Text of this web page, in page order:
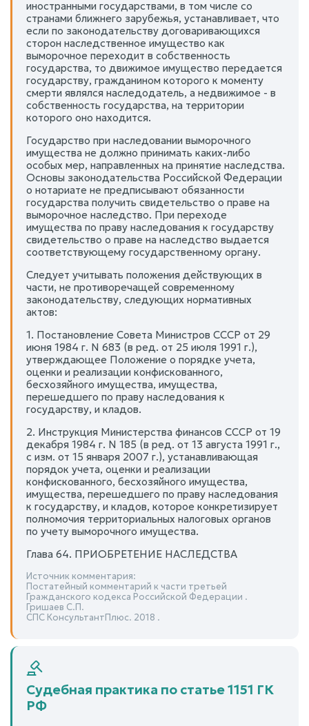
иностранными государствами, в том числе со
странами ближнего зарубежья, устанавливает, что
если по законодательству договаривающихся
сторон наследственное имущество как
выморочное переходит в собственность
государства, то движимое имущество передается
государству, гражданином которого к моменту
смерти являлся наследодатель, а недвижимое - в
собственность государства, на территории
которого оно находится.
Государство при наследовании выморочного
имущества не должно принимать каких-либо
особых мер, направленных на принятие наследства.
Основы законодательства Российской Федерации
о нотариате не предписывают обязанности
государства получить свидетельство о праве на
выморочное наследство. При переходе
имущества по праву наследования к государству
свидетельство о праве на наследство выдается
соответствующему государственному органу.
Следует учитывать положения действующих в
части, не противоречащей современному
законодательству, следующих нормативных
актов:
1. Постановление Совета Министров СССР от 29
июня 1984 г. N 683 (в ред. от 25 июля 1991 г.),
утверждающее Положение о порядке учета,
оценки и реализации конфискованного,
бесхозяйного имущества, имущества,
перешедшего по праву наследования к
государству, и кладов.
2. Инструкция Министерства финансов СССР от 19
декабря 1984 г. N 185 (в ред. от 13 августа 1991 г.,
с изм. от 15 января 2007 г.), устанавливающая
порядок учета, оценки и реализации
конфискованного, бесхозяйного имущества,
имущества, перешедшего по праву наследования
к государству, и кладов, которое конкретизирует
полномочия территориальных налоговых органов
по учету выморочного имущества.
Глава 64. ПРИОБРЕТЕНИЕ НАСЛЕДСТВА
Источник комментария:
Постатейный комментарий к части третьей
Гражданского кодекса Российской Федерации .
Гришаев С.П.
СПС КонсультантПлюс. 2018 .
Судебная практика по статье 1151 ГК
РФ